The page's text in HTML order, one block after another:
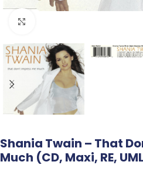
Shania Twain – That
Much (CD, Maxi, RE,